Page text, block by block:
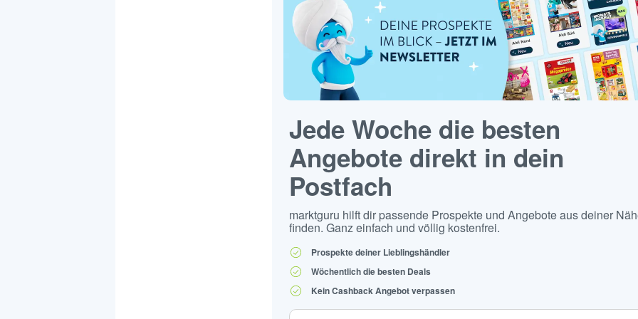
Jede Woche die besten
Angebote direkt in dein
Postfach
marktguru hilft dir passende Prospekte und Angebote aus deiner
finden. Ganz einfach und völlig kostenfrei.
Prospekte deiner Lieblingshändler
Wöchentlich die besten Deals
Kein Cashback Angebot verpassen